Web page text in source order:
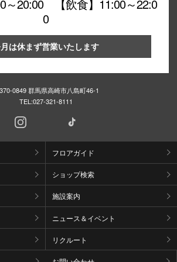
～20:00 【飲食】11:00～22:0
0
は休まず営業いたします
0849 群馬県高崎市八島町46-1
TEL:027-321-8111
フロアガイド
ショップ検索
施設案内
ニュース＆イベント
リクルート